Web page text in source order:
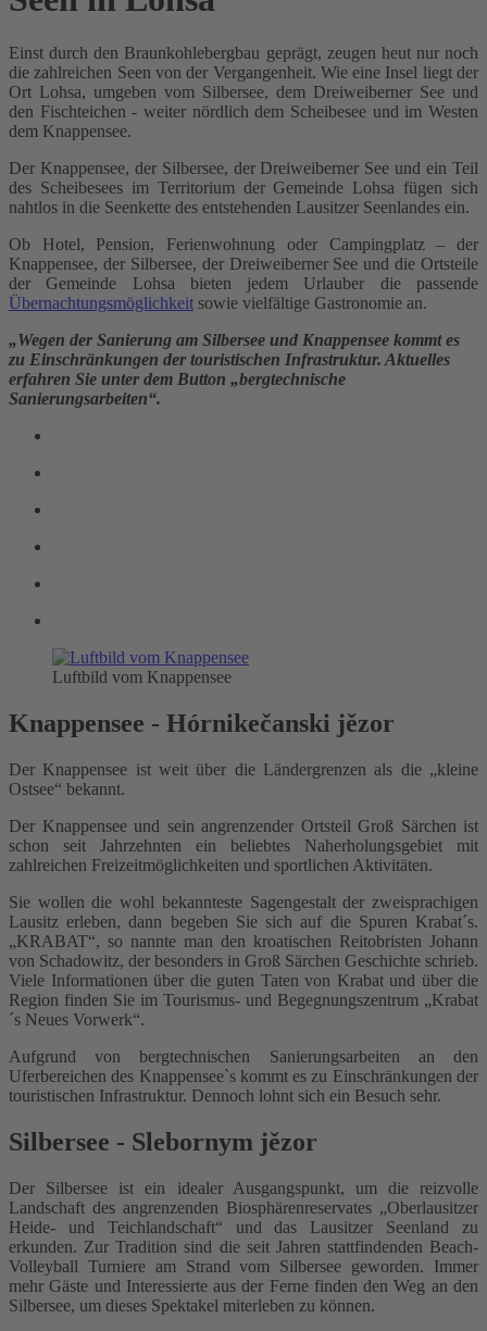
Einst durch den Braunkohlebergbau geprägt, zeugen heut nur noch
die zahlreichen Seen von der Vergangenheit. Wie eine Insel liegt der
Ort Lohsa, umgeben vom Silbersee, dem Dreiweiberner See und
den Fischteichen - weiter nördlich dem Scheibesee und im Westen
dem Knappensee.
Der Knappensee, der Silbersee, der Dreiweiberner See und ein Teil
des Scheibesees im Territorium der Gemeinde Lohsa fügen sich
nahtlos in die Seenkette des entstehenden Lausitzer Seenlandes ein.
Ob Hotel, Pension, Ferienwohnung oder Campingplatz – der
Knappensee, der Silbersee, der Dreiweiberner See und die Ortsteile
der Gemeinde Lohsa bieten jedem Urlauber die passende
Übernachtungsmöglichkeit sowie vielfältige Gastronomie an.
„Wegen der Sanierung am Silbersee und Knappensee kommt es
zu Einschränkungen der touristischen Infrastruktur. Aktuelles
erfahren Sie unter dem Button „bergtechnische
Sanierungsarbeiten“.
Luftbild vom Knappensee
Knappensee - Hórnikečanski jězor
Der Knappensee ist weit über die Ländergrenzen als die „kleine
Ostsee“ bekannt.
Der Knappensee und sein angrenzender Ortsteil Groß Särchen ist
schon seit Jahrzehnten ein beliebtes Naherholungsgebiet mit
zahlreichen Freizeitmöglichkeiten und sportlichen Aktivitäten.
Sie wollen die wohl bekannteste Sagengestalt der zweisprachigen
Lausitz erleben, dann begeben Sie sich auf die Spuren Krabat´s.
„KRABAT“, so nannte man den kroatischen Reitobristen Johann
von Schadowitz, der besonders in Groß Särchen Geschichte schrieb.
Viele Informationen über die guten Taten von Krabat und über die
Region finden Sie im Tourismus- und Begegnungszentrum „Krabat
´s Neues Vorwerk“.
Aufgrund von bergtechnischen Sanierungsarbeiten an den
Uferbereichen des Knappensee`s kommt es zu Einschränkungen der
touristischen Infrastruktur. Dennoch lohnt sich ein Besuch sehr.
Silbersee - Slebornym jězor
Der Silbersee ist ein idealer Ausgangspunkt, um die reizvolle
Landschaft des angrenzenden Biosphärenreservates „Oberlausitzer
Heide- und Teichlandschaft“ und das Lausitzer Seenland zu
erkunden. Zur Tradition sind die seit Jahren stattfindenden Beach-
Volleyball Turniere am Strand vom Silbersee geworden. Immer
mehr Gäste und Interessierte aus der Ferne finden den Weg an den
Silbersee, um dieses Spektakel miterleben zu können.